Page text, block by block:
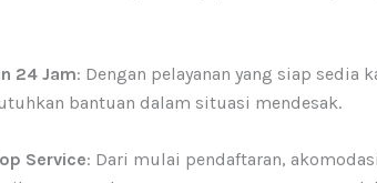
24 Jam: Dengan pelayanan yang siap sedia
bantuan dalam situasi mendesak.
Service: Dari mulai pendaftaran,